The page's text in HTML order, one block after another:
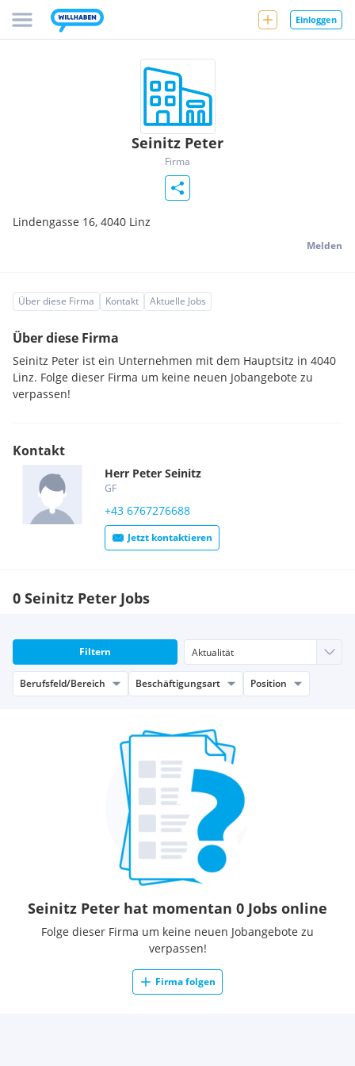
Einloggen
Seinitz Peter
Firma
Lindengasse 16, 4040 Linz
Melden
Über diese Firma Kontakt Aktuelle Jobs
Über diese Firma
Seinitz Peter ist ein Unternehmen mit dem Hauptsitz in 4040
Linz. Folge dieser Firma um keine neuen Jobangebote zu
verpassen!
Kontakt
Herr Peter Seinitz
GF
+43 6767276688
Jetzt kontaktieren
0 Seinitz Peter Jobs
Filtern
Berufsfeld/Bereich Beschäftigungsart Position
Seinitz Peter hat momentan 0 Jobs online
Folge dieser Firma um keine neuen Jobangebote zu
verpassen!
Firma folgen